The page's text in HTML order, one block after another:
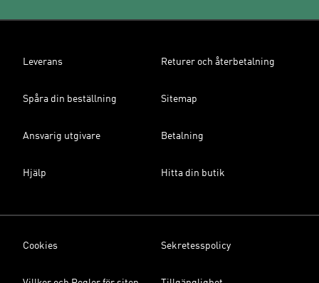
Leverans Returer och återbetalning
Spåra din beställning Sitemap
Ansvarig utgivare Betalning
Hjälp Hitta din butik
Cookies Sekretesspolicy